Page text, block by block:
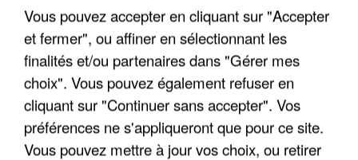
Vous pouvez accepter en cliquant sur "Accepter
et fermer", ou affiner en sélectionnant les
finalités et/ou partenaires dans "Gérer mes
choix". Vous pouvez également refuser en
cliquant sur "Continuer sans accepter". Vos
préférences ne s'appliqueront que pour ce site.
Vous pouvez mettre à jour vos choix, ou retirer